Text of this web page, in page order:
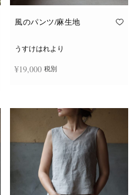
風のパンツ/麻生地
うすけはれより
¥19,000 税別